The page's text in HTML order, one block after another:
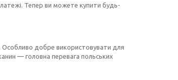
Тепер ви можете купити будь-
добре використовувати для
— головна перевага польських